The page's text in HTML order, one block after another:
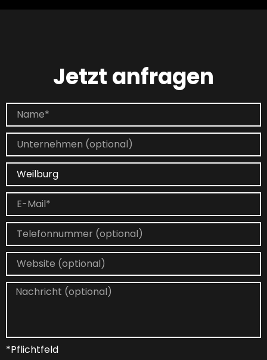
Jetzt anfragen
*Pflichtfeld